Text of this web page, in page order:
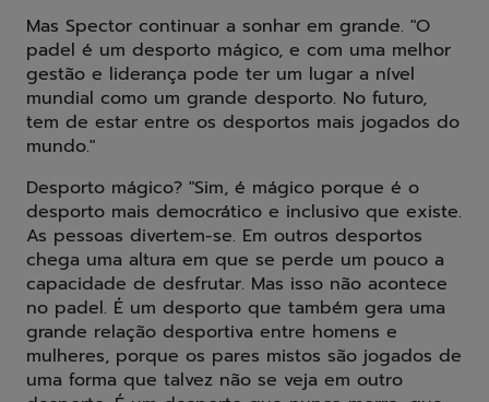
Mas Spector continuar a sonhar em grande. "O
padel é um desporto mágico, e com uma melhor
gestão e liderança pode ter um lugar a nível
mundial como um grande desporto. No futuro,
tem de estar entre os desportos mais jogados do
mundo."
Desporto mágico? "Sim, é mágico porque é o
desporto mais democrático e inclusivo que existe.
As pessoas divertem-se. Em outros desportos
chega uma altura em que se perde um pouco a
capacidade de desfrutar. Mas isso não acontece
no padel. É um desporto que também gera uma
grande relação desportiva entre homens e
mulheres, porque os pares mistos são jogados de
uma forma que talvez não se veja em outro